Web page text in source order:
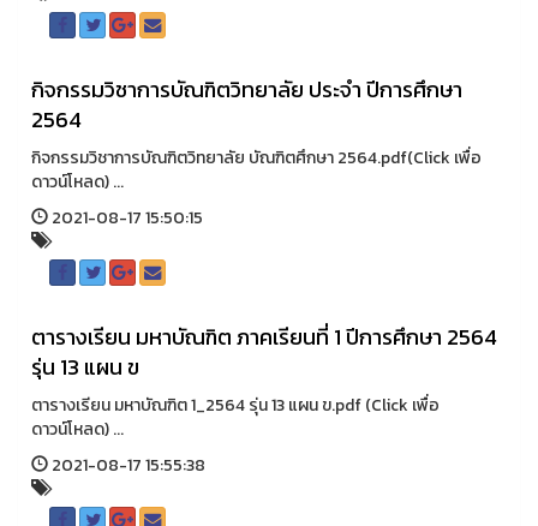
กิจกรรมวิชาการบัณฑิตวิทยาลัย ประจำ ปีการศึกษา
2564
กิจกรรมวิชาการบัณฑิตวิทยาลัย บัณฑิตศึกษา 2564.pdf(Click เพื่อ
ดาวน์โหลด) ...
2021-08-17 15:50:15
ตารางเรียน มหาบัณฑิต ภาคเรียนที่ 1 ปีการศึกษา 2564
รุ่น 13 แผน ข
ตารางเรียน มหาบัณฑิต 1_2564 รุ่น 13 แผน ข.pdf (Click เพื่อ
ดาวน์โหลด) ...
2021-08-17 15:55:38